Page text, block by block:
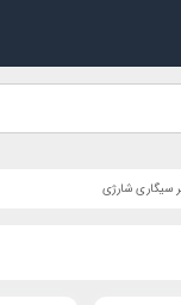
سیگاری شارژی